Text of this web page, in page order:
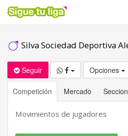
Silva Sociedad Deportiva
Seguir Opciones
Competición Mercado
Movimientos de jugadores